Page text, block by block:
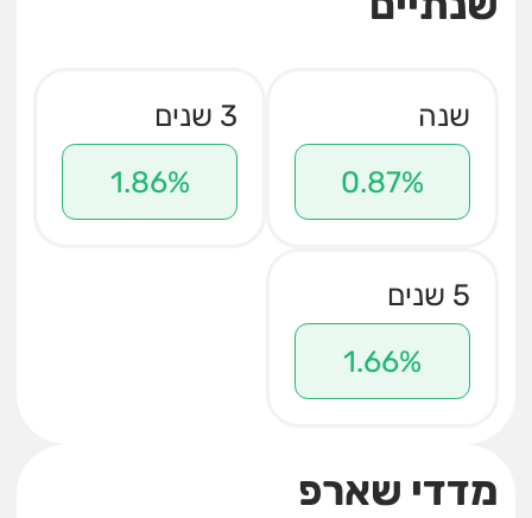
שנה
0.87%
3 שנים
1.86%
5 שנים
1.66%
מדדי שארפ